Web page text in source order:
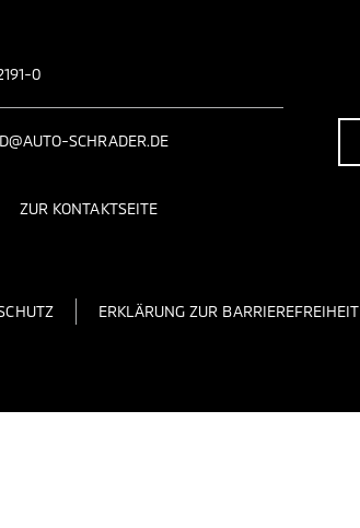
0
SCHRADER.DE
ZUR KONTAKTSEITE
ERKLÄRUNG ZUR BARRIEREFREIHEIT